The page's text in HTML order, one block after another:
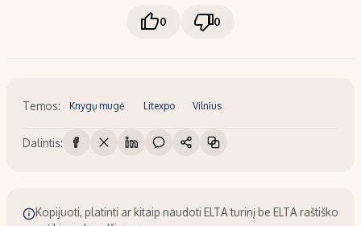
0 0
Temos: Knygų mugė Litexpo Vilnius
Dalintis:
Kopijuoti, platinti ar kitaip naudoti ELTA turinį be ELTA raštiško